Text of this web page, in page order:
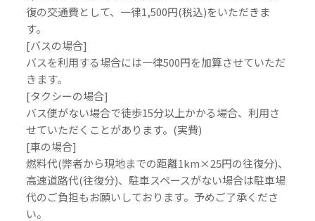
復の交通費として、一律1,500円(税込)をいただきま
す。
[バスの場合]
バスを利用する場合には一律500円を加算させていただ
きます。
[タクシーの場合]
バス便がない場合で徒歩15分以上かかる場合、利用さ
せていただくことがあります。(実費)
[車の場合]
燃料代(弊者から現地までの距離1km×25円の往復分)、
高速道路代(往復分)、駐車スペースがない場合は駐車場
代のご負担もお願いしております。予めご了承くださ
い。